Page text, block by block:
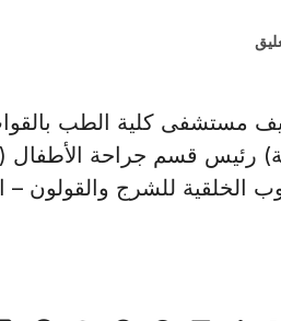
تستضيف مستشفى كلية الطب
رئيس قسم جراحة الأطفال
الخلقية للشرج والقولون